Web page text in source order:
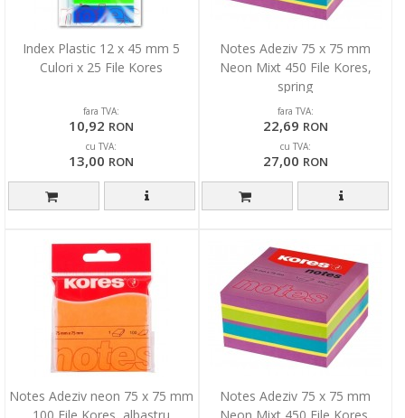
Index Plastic 12 x 45 mm 5
Culori x 25 File Kores
fara TVA:
10,92 RON
cu TVA:
13,00 RON
Notes Adeziv 75 x 75 mm
Neon Mixt 450 File Kores,
spring
fara TVA:
22,69 RON
cu TVA:
27,00 RON
Notes Adeziv neon 75 x 75 mm
100 File Kores, albastru
Notes Adeziv 75 x 75 mm
Neon Mixt 450 File Kores,